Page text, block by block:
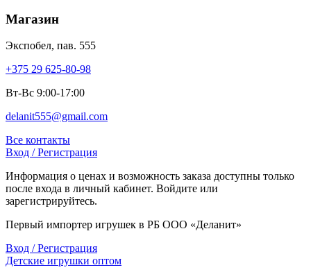
Магазин
Экспобел, пав. 555
+375 29 625-80-98
Вт-Вс 9:00-17:00
delanit555@gmail.com
Все контакты
Вход / Регистрация
Информация о ценах и возможность заказа доступны только
после входа в личный кабинет. Войдите или
зарегистрируйтесь.
Первый импортер игрушек в РБ ООО «Деланит»
Вход / Регистрация
Детские игрушки оптом